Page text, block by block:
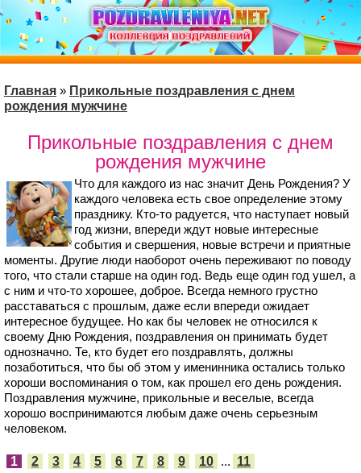
Главная » Прикольные поздравления с днем
рождения мужчине
Прикольные поздравления с днем
рождения мужчине
Что для каждого из нас значит День Рождения? У
каждого человека есть свое определение этому
празднику. Кто-то радуется, что наступает новый
год жизни, впереди ждут новые интересные
события и свершения, новые встречи и приятные
моменты. Другие люди наоборот очень переживают по поводу
того, что стали старше на один год. Ведь еще один год ушел, а
с ним и что-то хорошее, доброе. Всегда немного грустно
расставаться с прошлым, даже если впереди ожидает
интересное будущее. Но как бы человек не относился к
своему Дню Рождения, поздравления он принимать будет
однозначно. Те, кто будет его поздравлять, должны
позаботиться, что бы об этом у именинника остались только
хороши воспоминания о том, как прошел его день рождения.
Поздравления мужчине, прикольные и веселые, всегда
хорошо воспринимаются любым даже очень серьезным
человеком.
1 2 3 4 5 6 7 8 9 10 ... 11